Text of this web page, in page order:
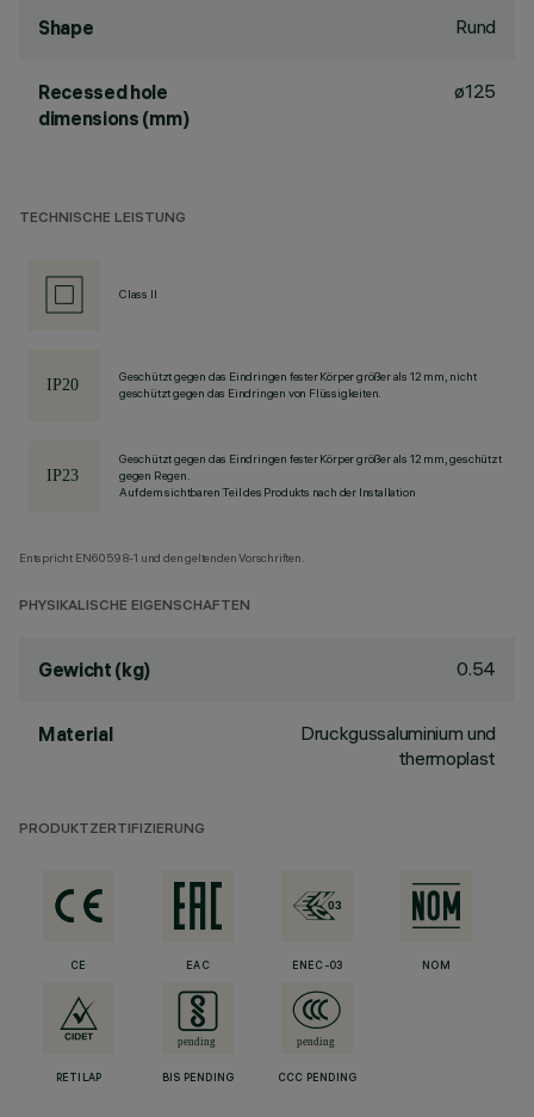
Shape Rund
Recessed hole
dimensions (mm)
ø125
TECHNISCHE LEISTUNG
Class II
Geschützt gegen das Eindringen fester Körper größer als 12 mm, nicht
geschützt gegen das Eindringen von Flüssigkeiten.
Geschützt gegen das Eindringen fester Körper größer als 12 mm, geschützt
gegen Regen.
Auf dem sichtbaren Teil des Produkts nach der Installation
Entspricht EN60598-1 und den geltenden Vorschriften.
PHYSIKALISCHE EIGENSCHAFTEN
Gewicht (kg) 0.54
Material
Druckgussaluminium und
thermoplast
PRODUKTZERTIFIZIERUNG
CE EAC ENEC-03 NOM
RETILAP BIS PENDING CCC PENDING